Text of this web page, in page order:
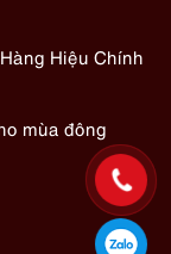
Hiệu Chính
mùa đông